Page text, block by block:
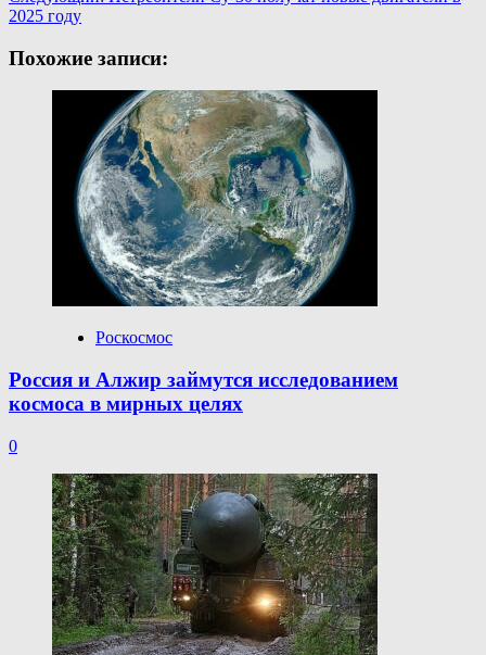
2025 году
Похожие записи:
Роскосмос
Россия и Алжир займутся исследованием
космоса в мирных целях
0